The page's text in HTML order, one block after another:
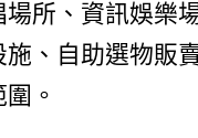
所、資訊娛樂
、自助選物販
。